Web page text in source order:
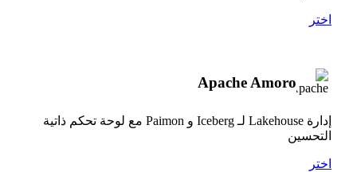
اختر
Apache Amoro
إدارة Lakehouse لـ Iceberg و Paimon مع لوحة تحكم ذاتية
التحسين
اختر